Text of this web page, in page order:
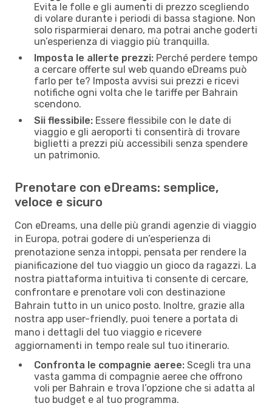
Evita le folle e gli aumenti di prezzo scegliendo
di volare durante i periodi di bassa stagione. Non
solo risparmierai denaro, ma potrai anche goderti
un’esperienza di viaggio più tranquilla.
Imposta le allerte prezzi: Perché perdere tempo
a cercare offerte sul web quando eDreams può
farlo per te? Imposta avvisi sui prezzi e ricevi
notifiche ogni volta che le tariffe per Bahrain
scendono.
Sii flessibile: Essere flessibile con le date di
viaggio e gli aeroporti ti consentirà di trovare
biglietti a prezzi più accessibili senza spendere
un patrimonio.
Prenotare con eDreams: semplice,
veloce e sicuro
Con eDreams, una delle più grandi agenzie di viaggio
in Europa, potrai godere di un’esperienza di
prenotazione senza intoppi, pensata per rendere la
pianificazione del tuo viaggio un gioco da ragazzi. La
nostra piattaforma intuitiva ti consente di cercare,
confrontare e prenotare voli con destinazione
Bahrain tutto in un unico posto. Inoltre, grazie alla
nostra app user-friendly, puoi tenere a portata di
mano i dettagli del tuo viaggio e ricevere
aggiornamenti in tempo reale sul tuo itinerario.
Confronta le compagnie aeree: Scegli tra una
vasta gamma di compagnie aeree che offrono
voli per Bahrain e trova l’opzione che si adatta al
tuo budget e al tuo programma.